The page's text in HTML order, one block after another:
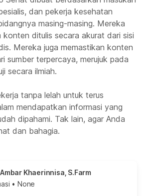
dan pekerja kesehatan
masing-masing. Mereka
konten ditulis secara akurat dari sisi
Mereka juga memastikan konten
sumber terpercaya, merujuk pada
secara ilmiah.
tanpa lelah untuk terus
mendapatkan informasi yang
dipahami. Tak lain, agar Anda
dan bahagia.
Khaerinnisa, S.Farm
• None